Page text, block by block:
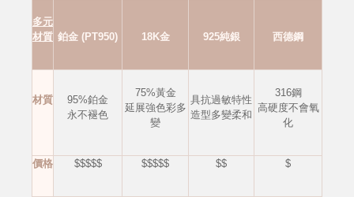
多元
材質 鉑金 (PT950) 18K金 925純銀 西德鋼
材質
95%鉑金
永不褪色
75%黃金
延展強色彩多
變
具抗過敏特性
造型多變柔和
316鋼
高硬度不會氧
化
價格 $$$$$ $$$$$ $$ $